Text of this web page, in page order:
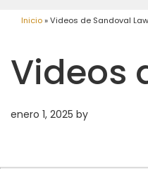
Inicio»Videos de Sandoval
Videos
enero 1, 2025 by